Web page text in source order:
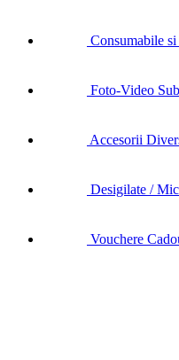
Consumabile
Foto-Video
Accesorii
Desigilate /
Vouchere